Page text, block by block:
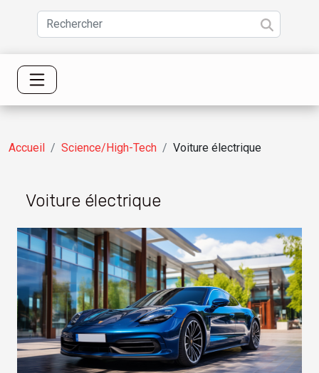
Accueil Science/High-Tech Voiture électrique
Voiture électrique